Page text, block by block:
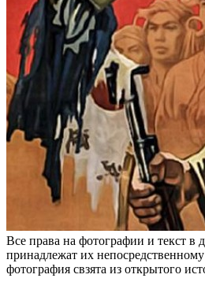
Все права на фотографии и текст в
принадлежат их
фотография свзята из открытого